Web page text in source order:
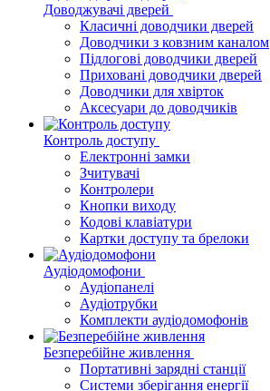
Доводжувачі дверей
Класичні доводчики дверей
Доводчики з ковзним каналом
Підлогові доводчики дверей
Приховані доводчики дверей
Доводчики для хвірток
Аксесуари до доводчиків
Контроль доступу
Електронні замки
Зчитувачі
Контролери
Кнопки виходу
Кодові клавіатури
Картки доступу та брелоки
Аудіодомофони
Аудіопанелі
Аудіотрубки
Комплекти аудіодомофонів
Безперебійне живлення
Портативні зарядні станції
Системи зберігання енергії